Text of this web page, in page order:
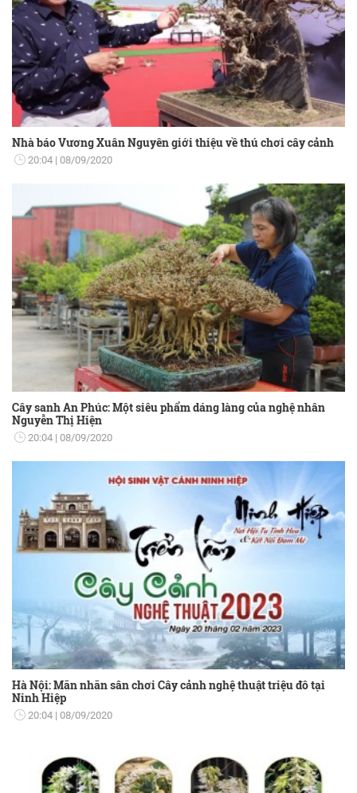
Nhà báo Vương Xuân Nguyên giới thiệu về thú chơi cây cảnh
20:04 08/09/2020
Cây sanh An Phúc: Một siêu phẩm dáng làng của nghệ nhân
Nguyễn Thị Hiện
20:04 08/09/2020
Hà Nội: Mãn nhãn sân chơi Cây cảnh nghệ thuật triệu đô tại
Ninh Hiệp
20:04 08/09/2020